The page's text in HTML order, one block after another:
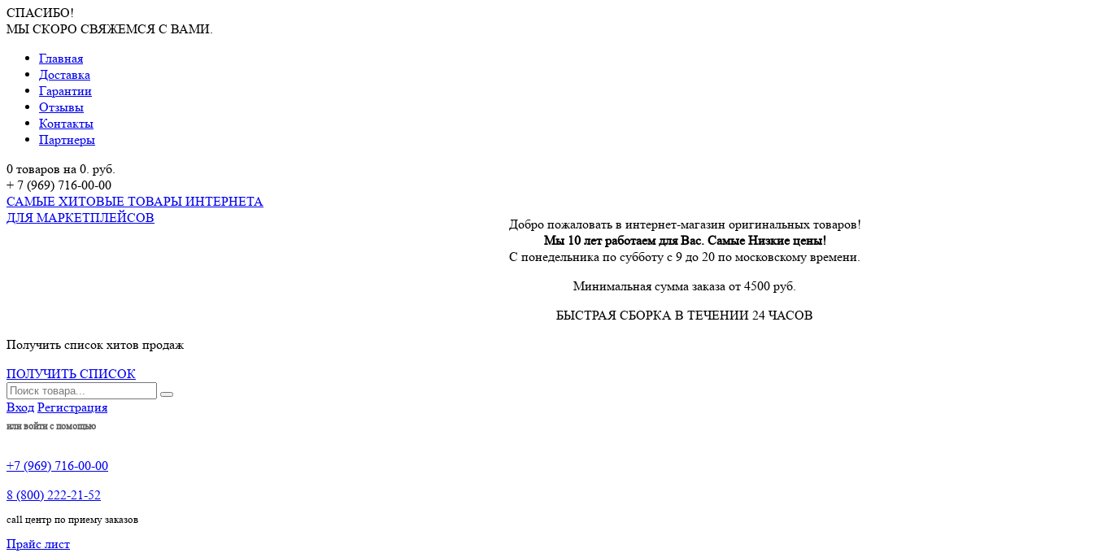
СПАСИБО!
МЫ СКОРО СВЯЖЕМСЯ С ВАМИ.
Главная
Доставка
Гарантии
Отзывы
Контакты
Партнеры
0 товаров на 0. руб.
+ 7 (969) 716-00-00
САМЫЕ ХИТОВЫЕ ТОВАРЫ ИНТЕРНЕТА
ДЛЯ МАРКЕТПЛЕЙСОВ
Добро пожаловать в интернет-магазин оригинальных товаров!
Мы 10 лет работаем для Вас. Самые Низкие цены!
С понедельника по субботу с 9 до 20 по московскому времени.
Минимальная сумма заказа от 4500 руб.
БЫСТРАЯ СБОРКА В ТЕЧЕНИИ 24 ЧАСОВ
Получить список хитов продаж
ПОЛУЧИТЬ СПИСОК
Вход Регистрация
или войти с помощью
+7 (969) 716-00-00
8 (800) 222-21-52
call центр по приему заказов
Прайс лист